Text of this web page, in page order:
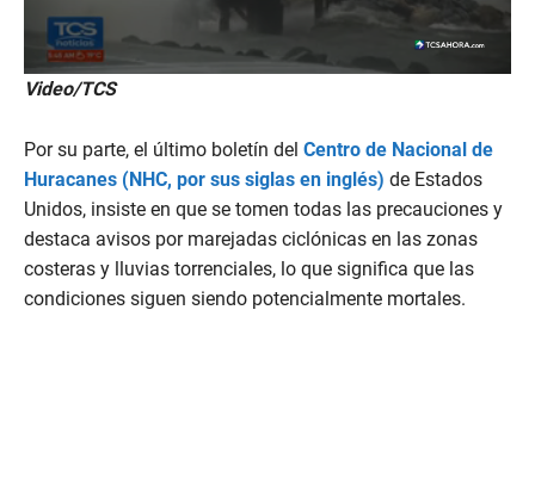
0
s
c
o
n
s
o
f
2
m
i
Video/TCS
Por su parte, el último boletín del Centro de Nacional de
Huracanes (NHC, por sus siglas en inglés) de Estados
Unidos, insiste en que se tomen todas las precauciones y
destaca avisos por marejadas ciclónicas en las zonas
costeras y lluvias torrenciales, lo que significa que las
condiciones siguen siendo potencialmente mortales.